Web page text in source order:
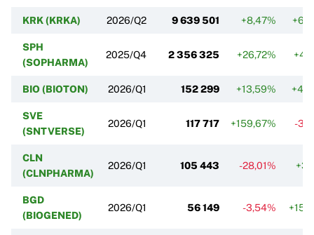
KRK (KRKA) 2026/Q2 9 639 501 +8,47%
SPH
(SOPHARMA)
2025/Q4 2 356 325 +26,72%
BIO (BIOTON) 2026/Q1 152 299 +13,59%
SVE
(SNTVERSE)
2026/Q1 117 717 +159,67% -
CLN
(CLNPHARMA)
2026/Q1 105 443 -28,01%
BGD
(BIOGENED)
2026/Q1 56 149 -3,54%